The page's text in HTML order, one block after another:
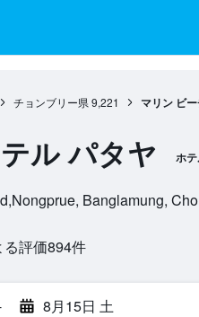
チョンブリー県 9,221 マリン ビ
ル パタヤ ホ
Banglamung,
評価894​件
8月15日 土